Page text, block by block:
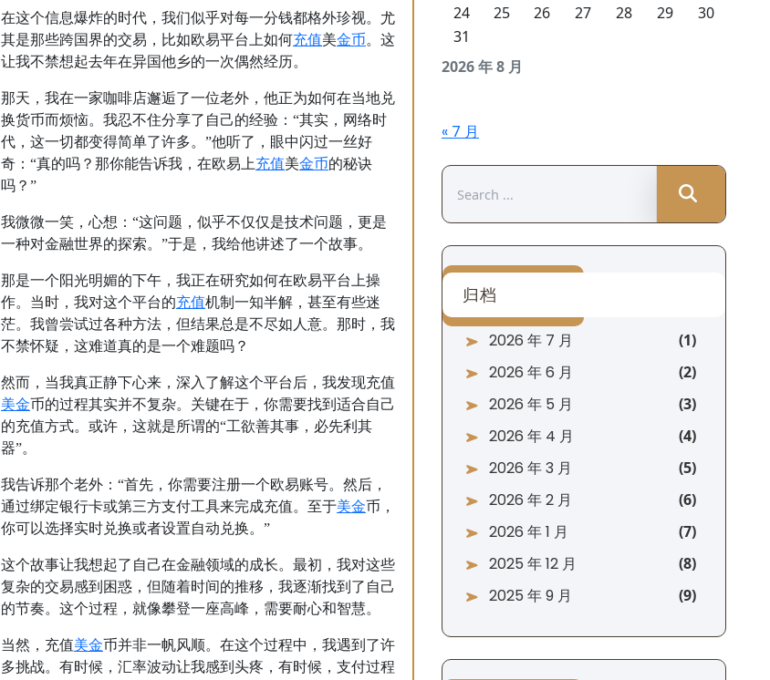
在这个信息爆炸的时代，我们似乎对每一分钱都格外珍视。尤
其是那些跨国界的交易，比如欧易平台上如何充值美金币。这
让我不禁想起去年在异国他乡的一次偶然经历。
那天，我在一家咖啡店邂逅了一位老外，他正为如何在当地兑
换货币而烦恼。我忍不住分享了自己的经验：“其实，网络时
代，这一切都变得简单了许多。”他听了，眼中闪过一丝好
奇：“真的吗？那你能告诉我，在欧易上充值美金币的秘诀
吗？”
我微微一笑，心想：“这问题，似乎不仅仅是技术问题，更是
一种对金融世界的探索。”于是，我给他讲述了一个故事。
那是一个阳光明媚的下午，我正在研究如何在欧易平台上操
作。当时，我对这个平台的充值机制一知半解，甚至有些迷
茫。我曾尝试过各种方法，但结果总是不尽如人意。那时，我
不禁怀疑，这难道真的是一个难题吗？
然而，当我真正静下心来，深入了解这个平台后，我发现充值
美金币的过程其实并不复杂。关键在于，你需要找到适合自己
的充值方式。或许，这就是所谓的“工欲善其事，必先利其
器”。
我告诉那个老外：“首先，你需要注册一个欧易账号。然后，
通过绑定银行卡或第三方支付工具来完成充值。至于美金币，
你可以选择实时兑换或者设置自动兑换。”
这个故事让我想起了自己在金融领域的成长。最初，我对这些
复杂的交易感到困惑，但随着时间的推移，我逐渐找到了自己
的节奏。这个过程，就像攀登一座高峰，需要耐心和智慧。
当然，充值美金币并非一帆风顺。在这个过程中，我遇到了许
多挑战。有时候，汇率波动让我感到头疼，有时候，支付过程
2026 年 8 月
24
25 26 27 28 29
30
31
« 7 月
for:
归档
2026 年 7 月
2026 年 6 月
2026 年 5 月
2026 年 4 月
2026 年 3 月
2026 年 2 月
2026 年 1 月
2025 年 12 月
2025 年 9 月